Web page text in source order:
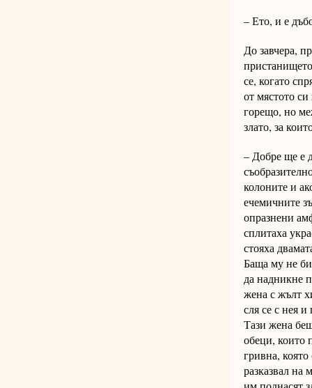
– Ето, и е
До завчера,
се, когато
от мястото
горещо, но
злато, за
– Добре ще е
колоните и
ечемичните
опразнени
сплитаха
стояха
Баща му не
да надникне
жена с жълт
сля се с нея
Тази жена
обеци, които
гривна,
разказвал на